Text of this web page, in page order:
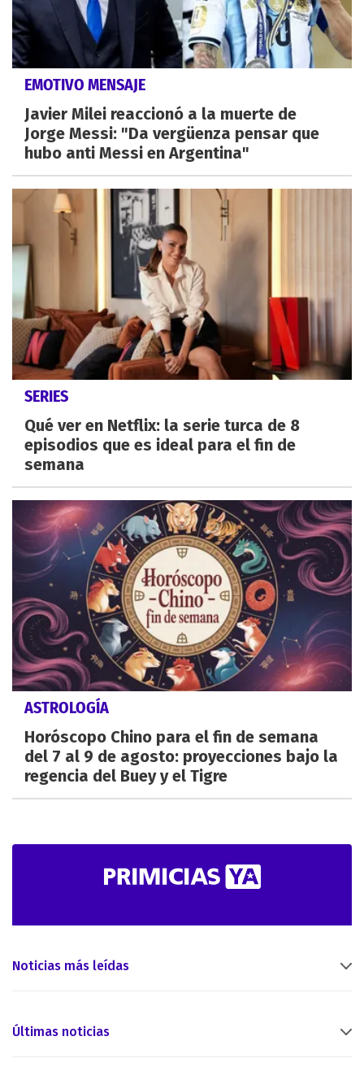
EMOTIVO MENSAJE
Javier Milei reaccionó a la muerte de
Jorge Messi: "Da vergüenza pensar que
hubo anti Messi en Argentina"
SERIES
Qué ver en Netflix: la serie turca de 8
episodios que es ideal para el fin de
semana
ASTROLOGÍA
Horóscopo Chino para el fin de semana
del 7 al 9 de agosto: proyecciones bajo la
regencia del Buey y el Tigre
Noticias más leídas
Últimas noticias